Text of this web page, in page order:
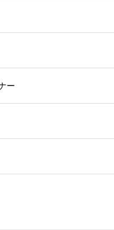
ー